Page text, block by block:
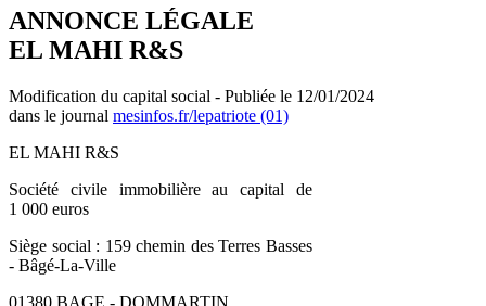
ANNONCE LÉGALE
EL MAHI R&S
Modification du capital social - Publiée le 12/01/2024
dans le journal mesinfos.fr/lepatriote (01)
EL MAHI R&S
Société civile immobilière au capital de
1 000 euros
Siège social : 159 chemin des Terres Basses
- Bâgé-La-Ville
01380 BAGE - DOMMARTIN